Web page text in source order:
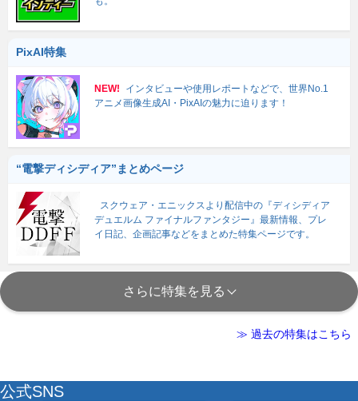
PixAI特集
NEW!
インタビューや使用レポートなどで、世界No.1
アニメ画像生成AI・PixAIの魅力に迫ります！
“電撃ディシディア”まとめページ
スクウェア・エニックスより配信中の『ディシディア
デュエルム ファイナルファンタジー』最新情報、プレ
イ日記、企画記事などをまとめた特集ページです。
さらに特集を見る
≫ 過去の特集はこちら
公式SNS